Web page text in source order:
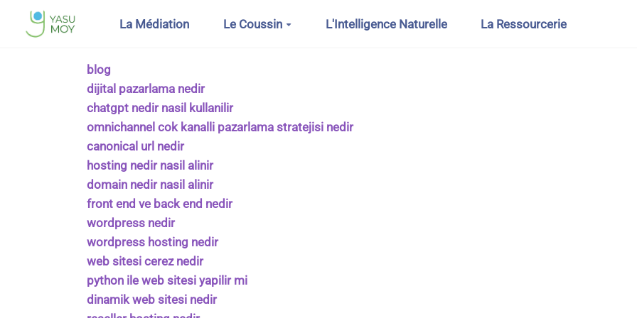
Aller au contenu principalLa Médiation Le Coussin L'Intelligence Naturelle La Ressourcerie
blog
dijital pazarlama nedir
chatgpt nedir nasil kullanilir
omnichannel cok kanalli pazarlama stratejisi nedir
canonical url nedir
hosting nedir nasil alinir
domain nedir nasil alinir
front end ve back end nedir
wordpress nedir
wordpress hosting nedir
web sitesi cerez nedir
python ile web sitesi yapilir mi
dinamik web sitesi nedir